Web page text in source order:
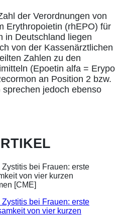
der Verordnungen von
Erythropoietin (rhEPO) für
in Deutschland liegen
von der Kassenärztlichen
Zahlen zu den
(Epoetin alfa = Erypo
an Position 2 bzw.
jedoch ebenso
bei Frauen: erste
von vier kurzen